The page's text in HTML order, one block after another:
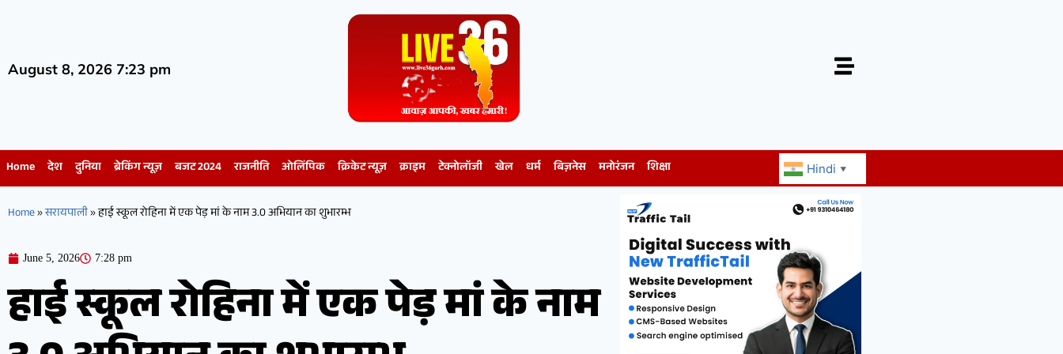
August 8, 2026 7:23 pm
Home देश दुनिया ब्रेकिंग न्यूज़ बजट 2024 राजनीति ओलिंपिक क्रिकेट न्यूज़ क्राइम टेक्नोलॉजी खेल धर्म बिज़नेस मनोरंजन शिक्षा Hindi ▼
Home»सरायपाली»हाई स्कूल रोहिना में एक पेड़ मां के नाम 3.0 अभियान का शुभारम्भ
June 5, 2026 7:28 pm
हाई स्कूल रोहिना में एक पेड़ मां के नाम